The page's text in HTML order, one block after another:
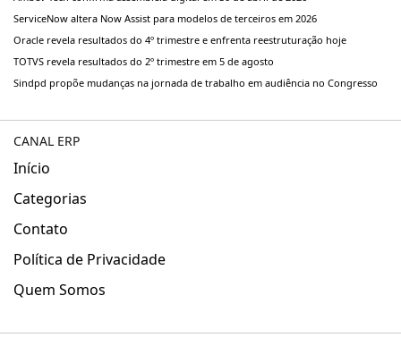
ServiceNow altera Now Assist para modelos de terceiros em 2026
Oracle revela resultados do 4º trimestre e enfrenta reestruturação hoje
TOTVS revela resultados do 2º trimestre em 5 de agosto
Sindpd propõe mudanças na jornada de trabalho em audiência no Congresso
CANAL ERP
Início
Categorias
Contato
Política de Privacidade
Quem Somos